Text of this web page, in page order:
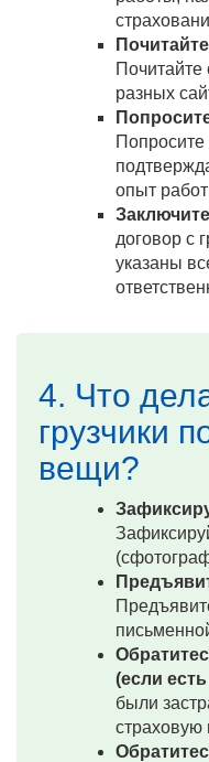
Почитайте
разных
Попросите
опыт
договор с
указаны
4. Что
грузчики
вещи?
(если
были
страховую